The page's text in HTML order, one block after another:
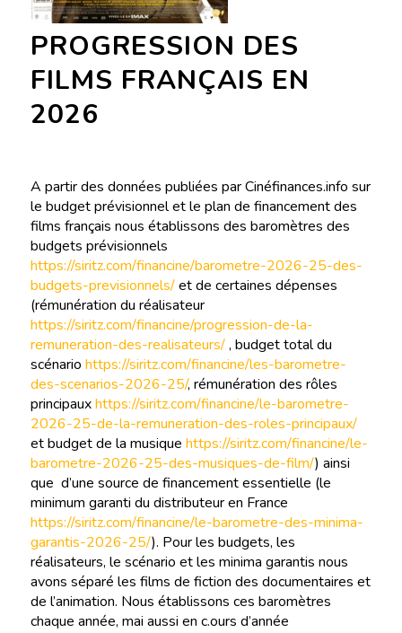
PROGRESSION DES
FILMS FRANÇAIS EN
2026
A partir des données publiées par Cinéfinances.info sur
le budget prévisionnel et le plan de financement des
films français nous établissons des baromètres des
budgets prévisionnels
https://siritz.com/financine/barometre-2026-25-des-
budgets-previsionnels/et de certaines dépenses
(rémunération du réalisateur
https://siritz.com/financine/progression-de-la-
remuneration-des-realisateurs/, budget total du
scénario https://siritz.com/financine/les-barometre-
des-scenarios-2026-25/, rémunération des rôles
principauxhttps://siritz.com/financine/le-barometre-
2026-25-de-la-remuneration-des-roles-principaux/
et budget de la musique https://siritz.com/financine/le-
barometre-2026-25-des-musiques-de-film/) ainsi
que d’une source de financement essentielle (le
minimum garanti du distributeur en France
https://siritz.com/financine/le-barometre-des-minima-
garantis-2026-25/). Pour les budgets, les
réalisateurs, le scénario et les minima garantis nous
avons séparé les films de fiction des documentaires et
de l’animation. Nous établissons ces baromètres
chaque année, mai aussi en c.ours d’année